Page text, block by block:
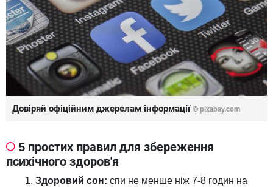
Довіряй офіційним джерелам інформації © pixabay.com
5 простих правил для збереження
психічного здоров'я
Здоровий сон: спи не менше ніж 7-8 годин на